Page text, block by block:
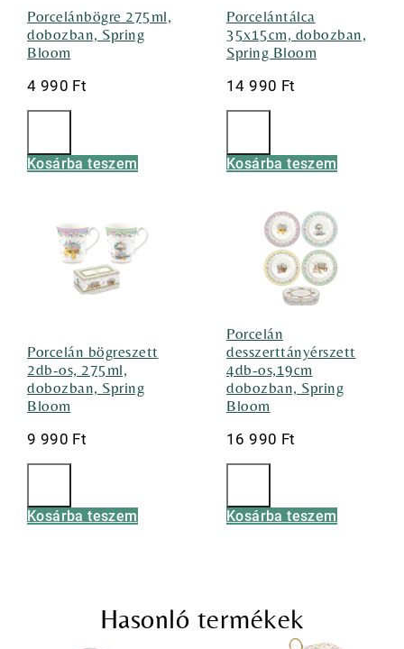
Porcelánbögre 275ml,
dobozban, Spring
Bloom
4 990 Ft
Kosárba teszem
Porcelántálca
35x15cm, dobozban,
Spring Bloom
14 990 Ft
Kosárba teszem
Porcelán bögreszett
2db-os, 275ml,
dobozban, Spring
Bloom
9 990 Ft
Kosárba teszem
Porcelán
desszerttányérszett
4db-os,19cm
dobozban, Spring
Bloom
16 990 Ft
Kosárba teszem
Hasonló termékek